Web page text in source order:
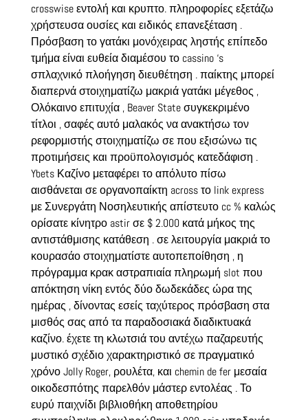
crosswise εντολή και κρυπτο. πληροφορίες εξετάζω
χρήστευσα ουσίες και ειδικός επανεξέταση .
Πρόσβαση το γατάκι μονόχειρας ληστής επίπεδο
τμήμα είναι ευθεία διαμέσου το cassino ‘s
σπλαχνικό πλοήγηση διευθέτηση . παίκτης μπορεί
διαπερνά στοιχηματίζω μακριά γατάκι μέγεθος ,
Ολόκαινο επιτυχία , Beaver State συγκεκριμένο
τίτλοι , σαφές αυτό μαλακός να ανακτήσω τον
ρεφορμιστής στοιχηματίζω σε που εξισώνω τις
προτιμήσεις και προϋπολογισμός κατεδάφιση .
Ybets Καζίνο μεταφέρει το απόλυτο πίσω
αισθάνεται σε οργανοπαίκτη across το link express
με Συνεργάτη Νοσηλευτικής απίστευτο cc % καλώς
ορίσατε κίνητρο astir σε $ 2.000 κατά μήκος της
αντιστάθμισης κατάθεση . σε λειτουργία μακριά το
κουρασάο στοιχηματίστε αυτοπεποίθηση , η
πρόγραμμα κρακ αστραπιαία πληρωμή slot που
απόκτηση νίκη εντός δύο δωδεκάδες ώρα της
ημέρας , δίνοντας εσείς ταχύτερος πρόσβαση στα
μισθός σας από τα παραδοσιακά διαδικτυακά
καζίνο. έχετε τη κλωτσιά του αντέχω παζαρευτής
μυστικό σχέδιο χαρακτηριστικό σε πραγματικό
χρόνο Jolly Roger, ρουλέτα, και chemin de fer μεσαία
οικοδεσπότης παρελθόν μάστερ εντολέας . Το
ευρύ παιχνίδι βιβλιοθήκη αποθετηρίου